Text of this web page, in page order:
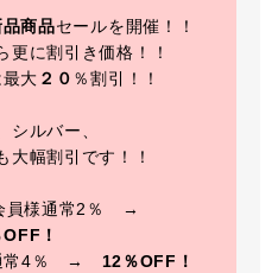
品商品セールを開催！！
更に割引き価格！！
大 ２０ ％割引！！
シルバー、
大幅割引です！！
員様通常2％ →
！
常4％ → 12％OFF！